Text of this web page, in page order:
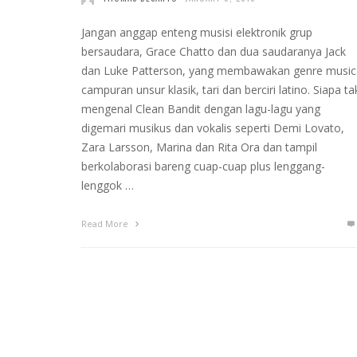
Jangan anggap enteng musisi elektronik grup
bersaudara, Grace Chatto dan dua saudaranya Jack
dan Luke Patterson, yang membawakan genre music
campuran unsur klasik, tari dan berciri latino. Siapa
mengenal Clean Bandit dengan lagu-lagu yang
digemari musikus dan vokalis seperti Demi Lovato,
Zara Larsson, Marina dan Rita Ora dan tampil
berkolaborasi bareng cuap-cuap plus lenggang-
lenggok …
Read More